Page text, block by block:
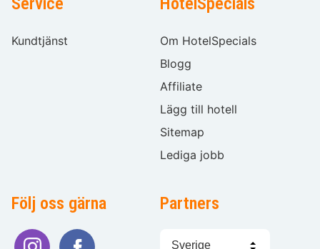
Kundtjänst
Om HotelSpecials
Blogg
Affiliate
Lägg till hotell
Sitemap
Lediga jobb
Följ oss gärna Partners